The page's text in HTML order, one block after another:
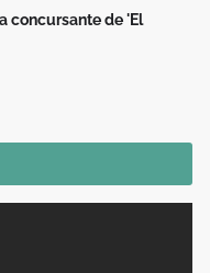
concursante de 'El